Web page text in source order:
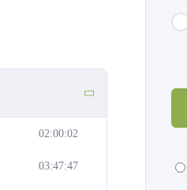
02:00:02
03:47:47